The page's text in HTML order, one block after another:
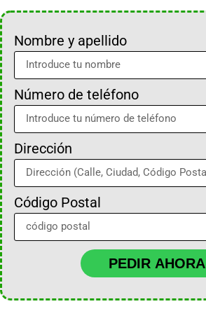
Nombre y apellido
Número de teléfono
Dirección
Código Postal
PEDIR AHORA